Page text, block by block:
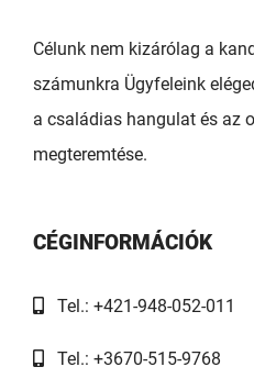
Célunk nem kizárólag a
számunkra Ügyfeleink
a családias hangulat és az
megteremtése.
CÉGINFORMÁCIÓK
Tel.: +421-948-052-011
Tel.: +3670-515-9768